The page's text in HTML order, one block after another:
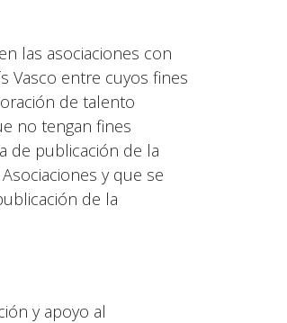
las asociaciones con
Vasco entre cuyos fines
de talento
no tengan fines
de publicación de la
y que se
de la
y apoyo al